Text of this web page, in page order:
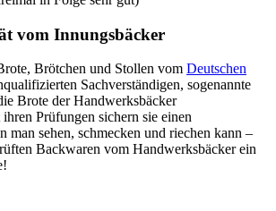
vom Innungsbäcker
Brötchen und Stollen vom Deutschen
Sachverständigen, sogenannte
Brote der Handwerksbäcker
Prüfungen sichern sie einen
man sehen, schmecken und riechen kann –
Backwaren vom Handwerksbäcker ein